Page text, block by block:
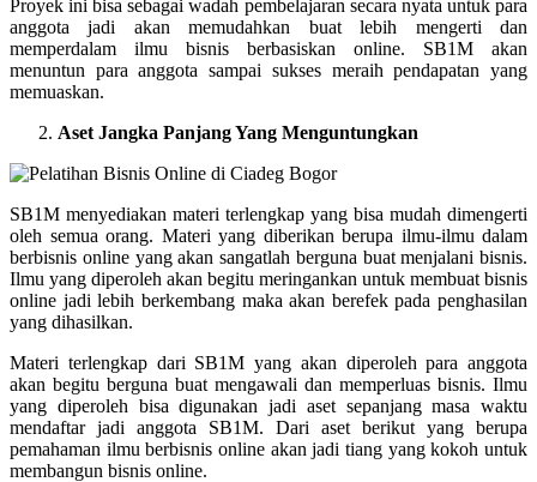
Proyek ini bisa sebagai wadah pembelajaran secara nyata untuk para
anggota jadi akan memudahkan buat lebih mengerti dan
memperdalam ilmu bisnis berbasiskan online. SB1M akan
menuntun para anggota sampai sukses meraih pendapatan yang
memuaskan.
Aset Jangka Panjang Yang Menguntungkan
SB1M menyediakan materi terlengkap yang bisa mudah dimengerti
oleh semua orang. Materi yang diberikan berupa ilmu-ilmu dalam
berbisnis online yang akan sangatlah berguna buat menjalani bisnis.
Ilmu yang diperoleh akan begitu meringankan untuk membuat bisnis
online jadi lebih berkembang maka akan berefek pada penghasilan
yang dihasilkan.
Materi terlengkap dari SB1M yang akan diperoleh para anggota
akan begitu berguna buat mengawali dan memperluas bisnis. Ilmu
yang diperoleh bisa digunakan jadi aset sepanjang masa waktu
mendaftar jadi anggota SB1M. Dari aset berikut yang berupa
pemahaman ilmu berbisnis online akan jadi tiang yang kokoh untuk
membangun bisnis online.